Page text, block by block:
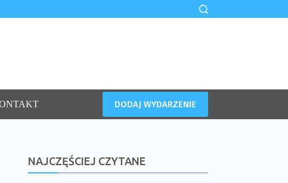
DODAJ WYDARZENIE
NAJCZĘŚCIEJ CZYTANE